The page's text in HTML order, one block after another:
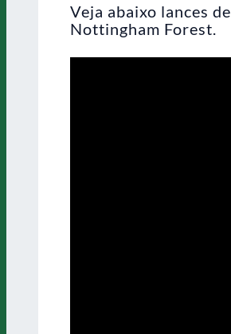
Veja abaixo lances
Nottingham Forest.